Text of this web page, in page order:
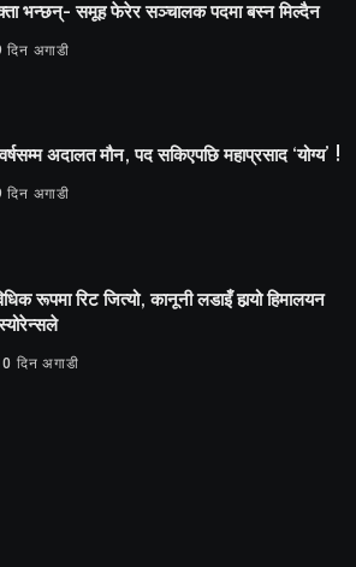
भन्छन्- समूह फेरेर सञ्चालक पदमा बस्न मिल्दैन
दिन अगाडी
अदालत मौन, पद सकिएपछि महाप्रसाद ‘योग्य’ !
दिन अगाडी
रूपमा रिट जित्यो, कानूनी लडाइँ हार्‍यो हिमालयन
दिन अगाडी